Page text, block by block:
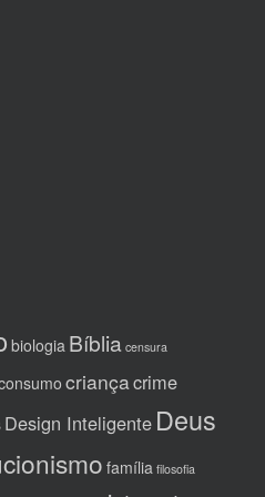
biologia Bíblia censura
criançacrime
Design Inteligente Deus
família filosofia